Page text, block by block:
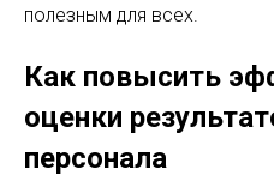
полезным для всех.
Как повысить
оценки
персонала